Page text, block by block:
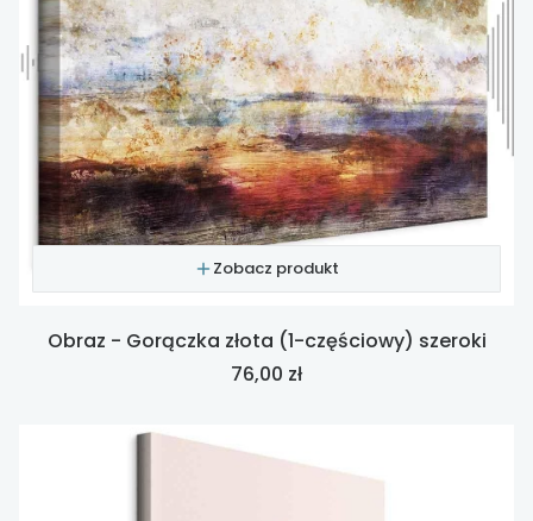
Zobacz produkt
Obraz - Gorączka złota (1-częściowy) szeroki
Cena
76,00 zł